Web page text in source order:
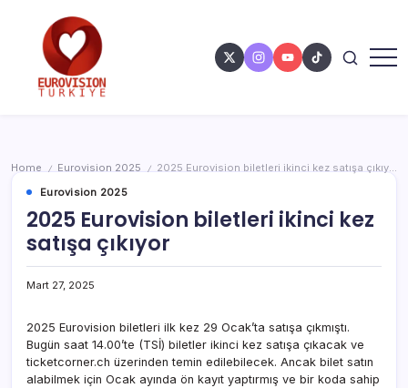
Home / Eurovision 2025 /
2025 Eurovision biletleri ikinci kez satışa çıkıyor
Eurovision 2025
2025 Eurovision biletleri ikinci kez
satışa çıkıyor
Mart 27, 2025
2025 Eurovision biletleri ilk kez 29 Ocak’ta satışa çıkmıştı.
Bugün saat 14.00’te (TSİ) biletler ikinci kez satışa çıkacak ve
ticketcorner.ch üzerinden temin edilebilecek. Ancak bilet satın
alabilmek için Ocak ayında ön kayıt yaptırmış ve bir koda sahip